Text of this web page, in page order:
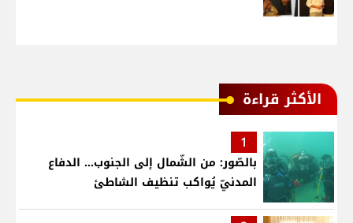
الأكثر قراءة
1
بالصّور: من الشّمال إلى الجنوب... الدفاع
المدنيّ يُواكب تنظيف الشاطئ